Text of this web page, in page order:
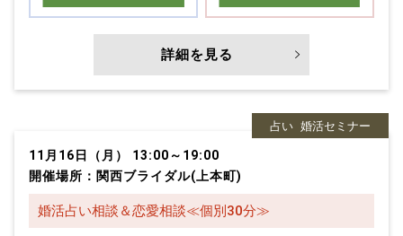
詳細を見る
11月16日（月） 13:00～19:00
開催場所：関西ブライダル(上本町)
占い 婚活セミナー
婚活占い相談＆恋愛相談≪個別30分≫